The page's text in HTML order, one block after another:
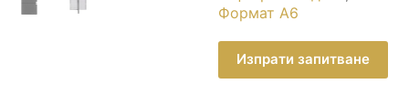
Формат А6
Изпрати запитване